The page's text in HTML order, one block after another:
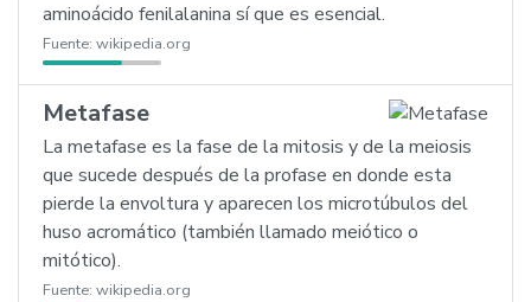
aminoácido fenilalanina sí que es esencial.
Fuente: wikipedia.org
Metafase
La metafase es la fase de la mitosis y de la meiosis
que sucede después de la profase en donde esta
pierde la envoltura y aparecen los microtúbulos del
huso acromático (también llamado meiótico o
mitótico).
Fuente: wikipedia.org